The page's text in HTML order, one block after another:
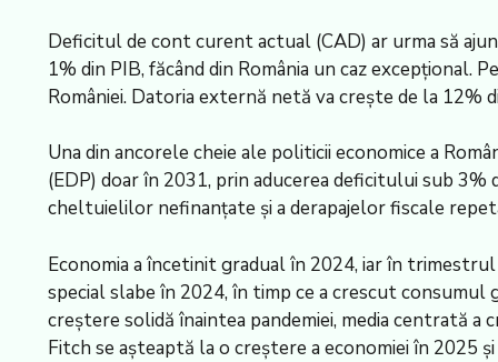
Deficitul de cont curent actual (CAD) ar urma să
1% din PIB, făcând din România un caz
României. Datoria externă netă va creşte de la 12%
Una din ancorele cheie ale politicii economice a
(EDP) doar în 2031, prin aducerea deficitului sub
cheltuielilor nefinanţate şi a derapajelor fiscale
Economia a încetinit gradual în 2024, iar în
special slabe în 2024, în timp ce a crescut
creştere solidă înaintea pandemiei, media centrată
Fitch se aşteaptă la o creştere a economiei în 2025